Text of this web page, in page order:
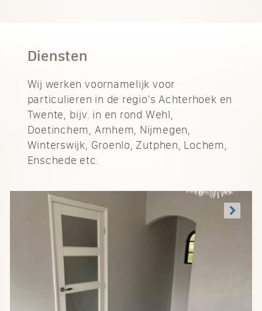
Diensten
Wij werken voornamelijk voor
particulieren in de regio's Achterhoek en
Twente, bijv. in en rond Wehl,
Doetinchem, Arnhem, Nijmegen,
Winterswijk, Groenlo, Zutphen, Lochem,
Enschede etc.